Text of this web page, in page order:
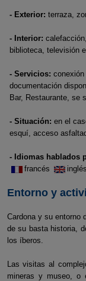
- Exterior: terraza,
- Interior:
biblioteca, televisión
- Servicios:
documentación
Bar, Restaurante, se
- Situación: en el
esquí, acceso
- Idiomas hablados
francés
inglés
Entorno y
Cardona y su entorno
de su basta historia,
los íberos.
Las visitas al
mineras y museo, o